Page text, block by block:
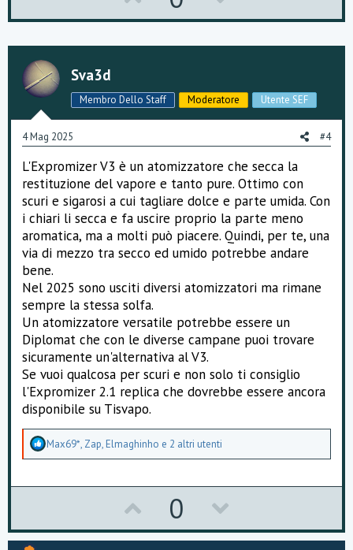
p
v
t
e
o
w
v
o
t
e
Sva3d
Membro Dello Staff Moderatore Utente SEF
4 Mag 2025 #4
L'Expromizer V3 è un atomizzatore che secca la
restituzione del vapore e tanto pure. Ottimo con
scuri e sigarosi a cui tagliare dolce e parte umida. Con
i chiari li secca e fa uscire proprio la parte meno
aromatica, ma a molti può piacere. Quindi, per te, una
via di mezzo tra secco ed umido potrebbe andare
bene.
Nel 2025 sono usciti diversi atomizzatori ma rimane
sempre la stessa solfa.
Un atomizzatore versatile potrebbe essere un
Diplomat che con le diverse campane puoi trovare
sicuramente un'alternativa al V3.
Se vuoi qualcosa per scuri e non solo ti consiglio
l'Expromizer 2.1 replica che dovrebbe essere ancora
disponibile su Tisvapo.
A
a
m
Max69*, Zap, Elmaghinho e 2 altri utenti
p
0
o